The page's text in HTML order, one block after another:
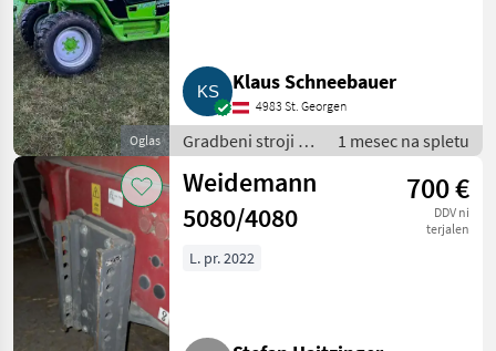
Oglas
Klaus Schneebauer
4983 St. Georgen
Gradbeni stroji /
Teleskopski
nakladalniki
1 mesec na spletu
Weidemann
5080/4080
700 €
DDV ni
terjalen
L. pr. 2022